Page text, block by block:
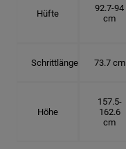
Hüfte
92.7-94
cm
Schrittlänge 73.7 cm
Höhe
157.5-
162.6
cm